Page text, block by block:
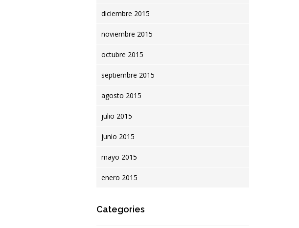
diciembre 2015
noviembre 2015
octubre 2015
septiembre 2015
agosto 2015
julio 2015
junio 2015
mayo 2015
enero 2015
Categories